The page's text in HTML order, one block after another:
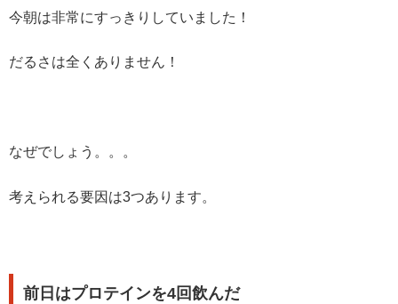
今朝は非常にすっきりしていました！
だるさは全くありません！
なぜでしょう。。。
考えられる要因は3つあります。
前日はプロテインを4回飲んだ